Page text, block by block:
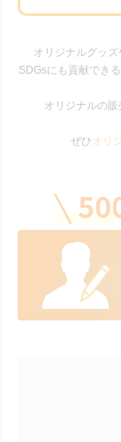
オリジナルグッ
SDGsにも貢献でき
オリジナルの販
ぜひオリ